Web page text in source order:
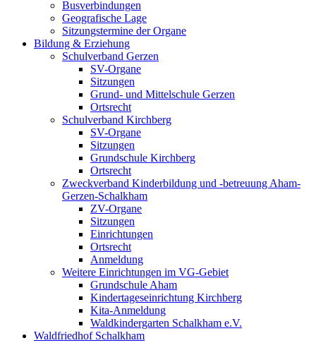
Busverbindungen
Geografische Lage
Sitzungstermine der Organe
Bildung & Erziehung
Schulverband Gerzen
SV-Organe
Sitzungen
Grund- und Mittelschule Gerzen
Ortsrecht
Schulverband Kirchberg
SV-Organe
Sitzungen
Grundschule Kirchberg
Ortsrecht
Zweckverband Kinderbildung und -betreuung Aham-
Gerzen-Schalkham
ZV-Organe
Sitzungen
Einrichtungen
Ortsrecht
Anmeldung
Weitere Einrichtungen im VG-Gebiet
Grundschule Aham
Kindertageseinrichtung Kirchberg
Kita-Anmeldung
Waldkindergarten Schalkham e.V.
Waldfriedhof Schalkham